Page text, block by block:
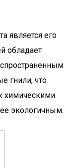
является его
обладает
гнили, что
химическими
экологичным.